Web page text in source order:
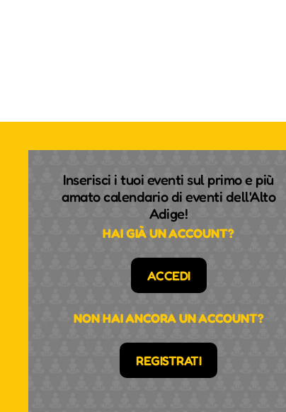
Inserisci i tuoi eventi sul primo e più
amato calendario di eventi dell'Alto
Adige!
HAI GIÀ UN ACCOUNT?
ACCEDI
NON HAI ANCORA UN ACCOUNT?
REGISTRATI